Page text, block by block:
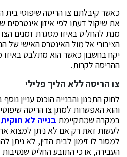
כאשר קיבלתם צו הריסה שיפוטי
את שיקול דעתו לפי איזון אינטרסים
מנת להחליט באיזו מסגרת זמנים
הציבורי אל מול האינטרס האישי של
יקח בחשבון כאשר הוא מתלבט באיזו
ההריסה לקרות.
צו הריסה ללא הליך פלילי
והוא האפשרות למתן צו הריסה
במקרה שמתקיימת בנייה לא חוקית
לעשות זאת רק אם לא ניתן למצוא
למסור לו זימון לבית הדין, לא ניתן
העבירה, או כי התובע החליט